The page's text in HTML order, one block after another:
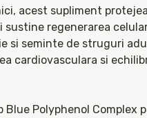
acest supliment
regenerarea
si seminte de struguri
cardiovasculara si
Blue Polyphenol Complex